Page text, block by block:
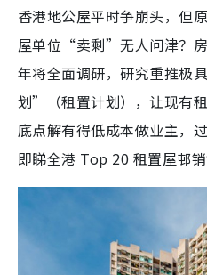
香港地公屋平时争崩头，但
屋单位“卖剩”无人问津？
年将全面调研，研究重推极
划”（租置计划），让现有
底点解有得低成本做业主，
即睇全港 Top 20 租置屋邨销